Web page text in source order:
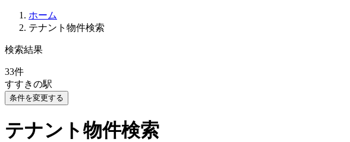
ホーム
テナント物件検索
検索結果
33件
すすきの駅
条件を変更する
テナント物件検索